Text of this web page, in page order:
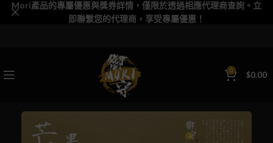
0 $0.00
Mori產品的專屬優惠與獎券詳情，僅限於透過相應代理商查詢。立
即聯繫您的代理商，享受專屬優惠！